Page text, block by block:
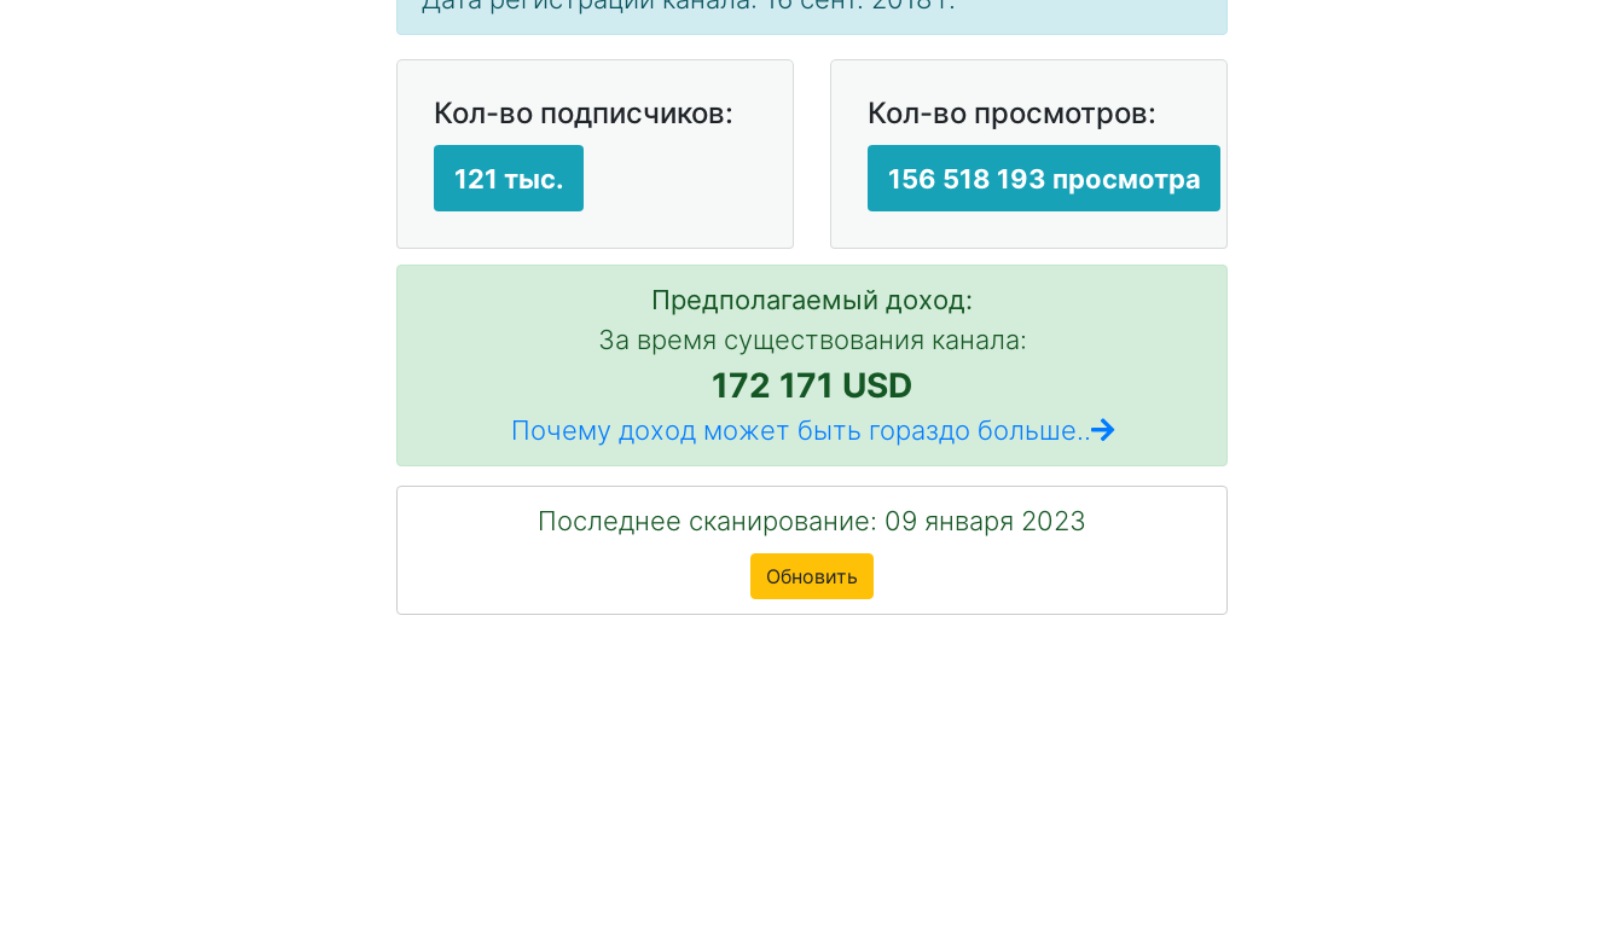
Кол-во подписчиков:
121 тыс.
Кол-во просмотров:
156 518 193 просмотра
Предполагаемый доход:
За время существования канала:
172 171 USD
Почему доход может быть гораздо больше..
Последнее сканирование: 09 января 2023
Обновить